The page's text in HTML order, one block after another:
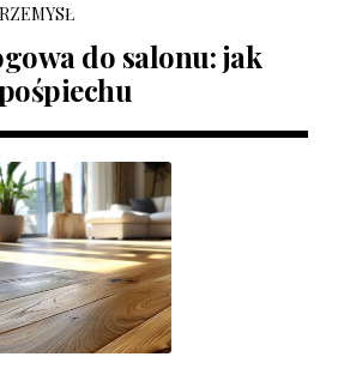
do salonu: jak